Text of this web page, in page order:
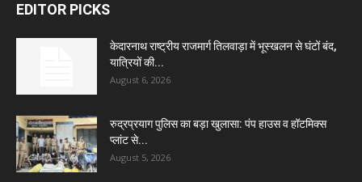
EDITOR PICKS
केदारनाथ राष्ट्रीय राजमार्ग तिलवाड़ा में भूस्खलन से घंटों बंद,
यात्रियों की...
August 6, 2026
रुद्रप्रयाग पुलिस का बड़ा खुलासा: पंप हाउस व हॉटमिक्स
प्लांट से...
August 5, 2026